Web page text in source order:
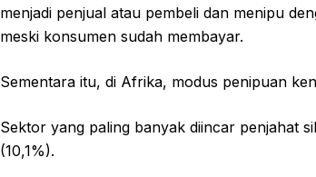
menjadi penjual atau pembeli dan menipu
meski konsumen sudah membayar.
Sementara itu, di Afrika, modus penipuan
Sektor yang paling banyak diincar penjahat
(10,1%).